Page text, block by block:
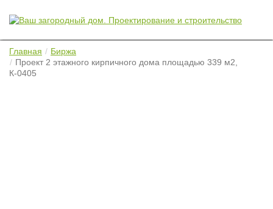
Главная
Биржа
Проект 2 этажного кирпичного дома площадью 339 м2,
К-0405